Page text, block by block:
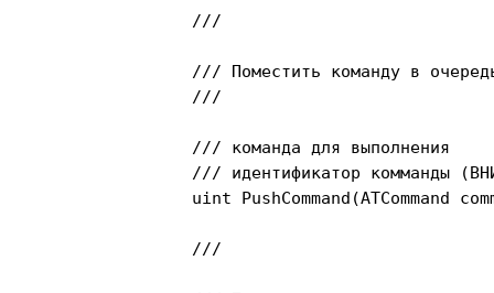
		///
		///
		///
команда для выполнения
		///
идентификатор комманды
		///